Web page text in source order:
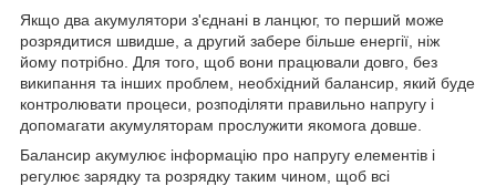
Якщо два акумулятори з'єднані в ланцюг, то перший може
розрядитися швидше, а другий забере більше енергії, ніж
йому потрібно. Для того, щоб вони працювали довго, без
википання та інших проблем, необхідний балансир, який буде
контролювати процеси, розподіляти правильно напругу і
допомагати акумуляторам прослужити якомога довше.
Балансир акумулює інформацію про напругу елементів і
регулює зарядку та розрядку таким чином, щоб всі